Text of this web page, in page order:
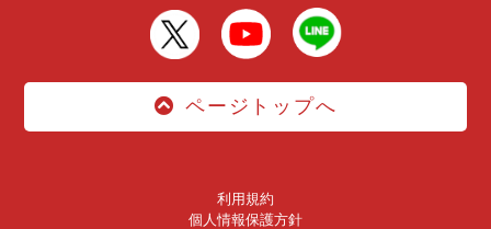
ページトップへ
利用規約
個人情報保護方針